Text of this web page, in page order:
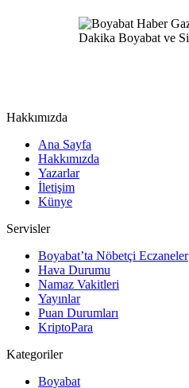
Hakkımızda
Ana Sayfa
Hakkımızda
Yazarlar
İletişim
Künye
Servisler
Boyabat’ta Nöbetçi Eczaneler
Hava Durumu
Namaz Vakitleri
Yayınlar
Puan Durumları
KriptoPara
Kategoriler
Boyabat